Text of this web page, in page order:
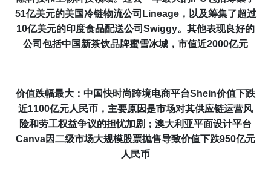
51亿美元的美国冷链物流公司Lineage，以及筹集了超过
10亿美元的印度食品配送公司Swiggy。其他表现良好的
公司包括中国新茶饮品牌蜜雪冰城，市值近2000亿元
价值跌幅最大 ： 中国快时尚跨境电商平台Shein价值下跌
近1100亿元人民币 ， 主要原因是市场对其供应链运营风
险和劳工权益争议的担忧加剧；澳大利亚平面设计平台
Canva因二级市场大规模股票抛售导致价值下跌950亿元
人民币